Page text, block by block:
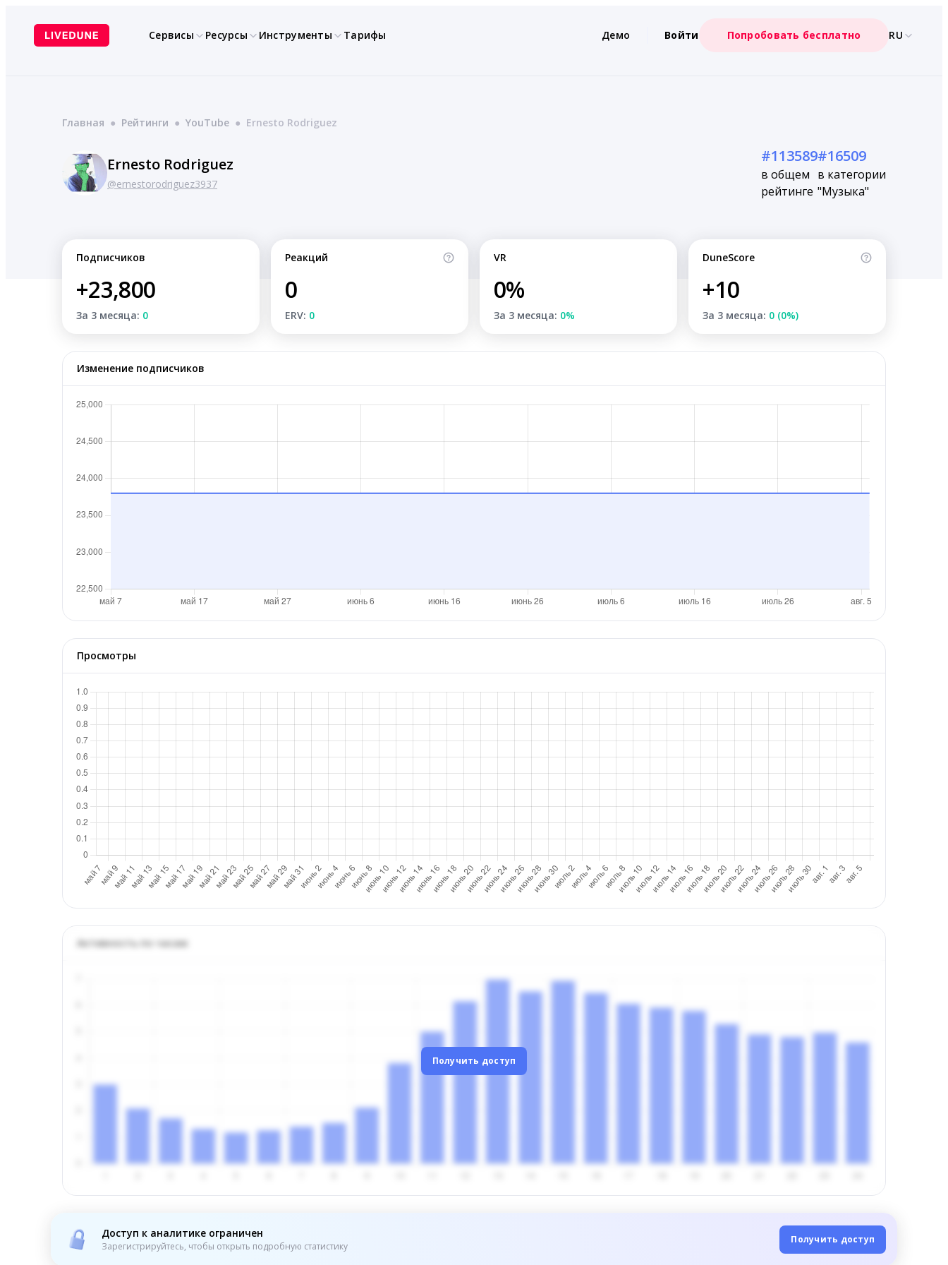
содержимому
Сервисы Ресурсы Инструменты Тарифы Демо Войти Попробовать бесплатно RU
Главная ● Рейтинги ● YouTube ● Ernesto Rodriguez
Ernesto Rodriguez
@ernestorodriguez3937
#113589
в общем
рейтинге
#16509
в категории
"Музыка"
Подписчиков
+23,800
За 3 месяца: 0
Реакций
0
ERV: 0
VR
0%
За 3 месяца: 0%
DuneScore
+10
За 3 месяца: 0 (0%)
Изменение подписчиков
Просмотры
Активность по часам
Получить доступ
Доступ к аналитике ограничен
Зарегистрируйтесь, чтобы открыть подробную статистику
Получить доступ